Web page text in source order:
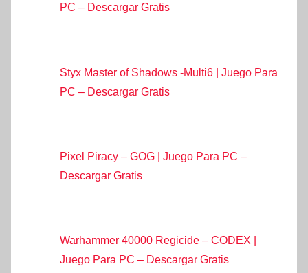
PC – Descargar Gratis
Styx Master of Shadows -Multi6 | Juego Para
PC – Descargar Gratis
Pixel Piracy – GOG | Juego Para PC –
Descargar Gratis
Warhammer 40000 Regicide – CODEX |
Juego Para PC – Descargar Gratis